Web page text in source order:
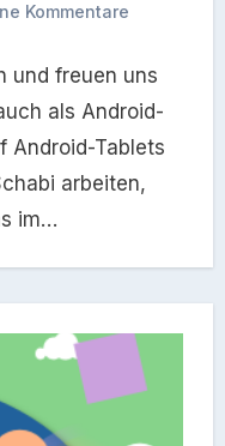
Kommentare
und freuen uns
als Android-
Android-Tablets
arbeiten,
im…